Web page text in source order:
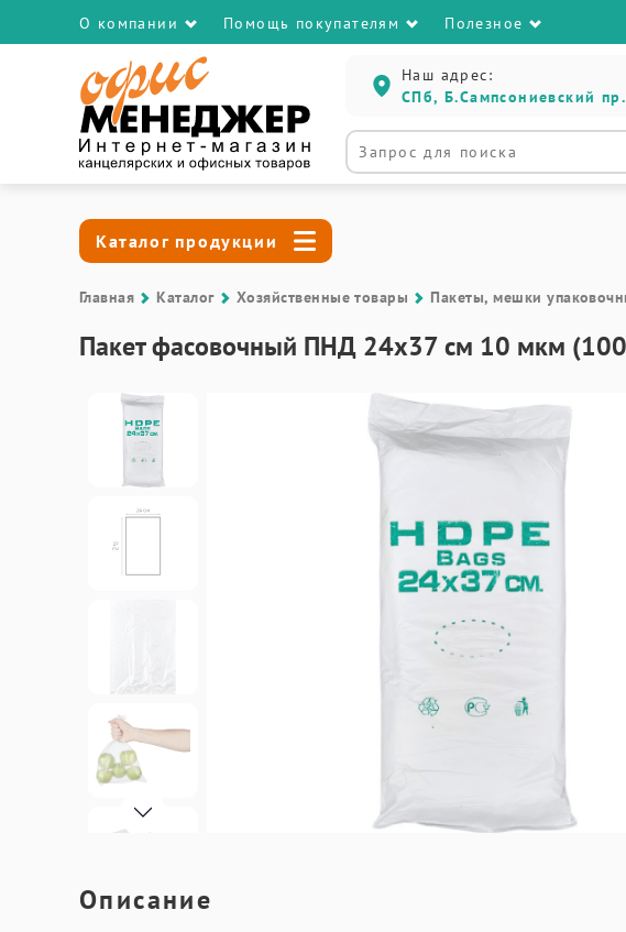
О компании Помощь покупателям Полезное
Наш адрес:
СПб, Б.Сампсониевский
Каталог продукции
Главная Каталог Хозяйственные товары Пакеты, мешки
Пакет фасовочный ПНД 24x37 см 10 мкм
Описание